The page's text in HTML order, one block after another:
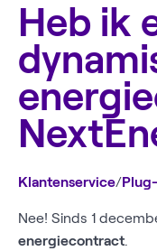
Heb ik
Klantenservice/
Nee! Sinds 1
energiecontract.